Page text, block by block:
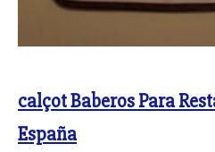
calçot Baberos Para
España